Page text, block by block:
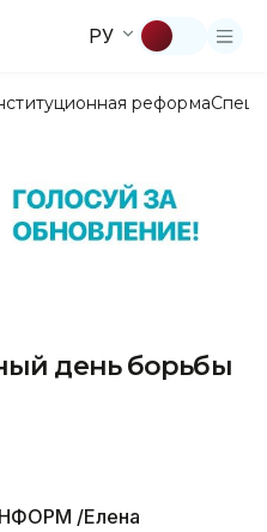
РУ
реформа
день борьбы
/Елена